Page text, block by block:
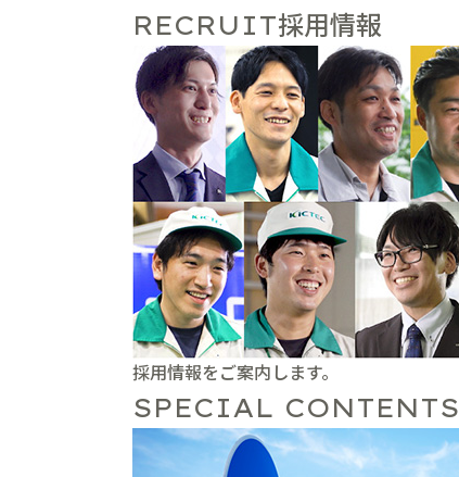
RECRUIT採用情報
採用情報をご案内します。
SPECIAL CONTENTS